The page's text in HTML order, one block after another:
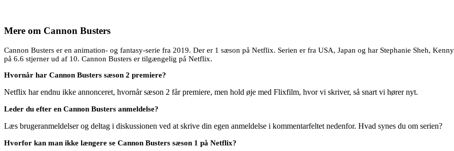
Mere om Cannon Busters
Cannon Busters er en animation- og fantasy-serie fra 2019. Der er 1 sæson på Netflix. Serien er fra USA, Japan og har Stephanie Sheh,
på 6.6 stjerner ud af 10. Cannon Busters er tilgængelig på Netflix.
Hvornår har Cannon Busters sæson 2 premiere?
Netflix har endnu ikke annonceret, hvornår sæson 2 får premiere, men hold øje med Flixfilm, hvor vi skriver, så snart vi hører nyt.
Leder du efter en Cannon Busters anmeldelse?
Læs brugeranmeldelser og deltag i diskussionen ved at skrive din egen anmeldelse i kommentarfeltet nedenfor. Hvad synes du om serien?
Hvorfor kan man ikke længere se Cannon Busters sæson 1 på Netflix?